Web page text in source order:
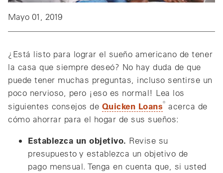
Mayo 01, 2019
¿Está listo para lograr el sueño americano de tener
la casa que siempre deseó? No hay duda de que
puede tener muchas preguntas, incluso sentirse un
poco nervioso, pero ¡eso es normal! Lea los
siguientes consejos de Quicken Loans® acerca de
cómo ahorrar para el hogar de sus sueños:
Establezca un objetivo. Revise su
presupuesto y establezca un objetivo de
pago mensual. Tenga en cuenta que, si usted